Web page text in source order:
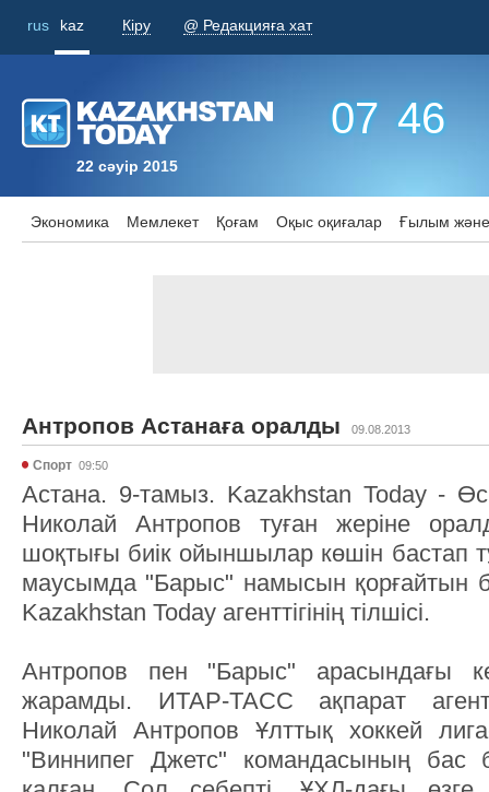
rus kaz Кіру @ Редакцияға хат
22 сәуір 2015
07 46
Экономика Мемлекет Қоғам Оқыс оқиғалар Ғылым және
Антропов Астанаға оралды 09.08.2013
Спорт 09:50
Астана. 9-тамыз. Kazakhstan Today -
Николай Антропов туған жеріне
шоқтығы биік ойыншылар көшін бастап
маусымда "Барыс" намысын қорғайтын
Kazakhstan Today агенттігінің тілшісі.
Антропов пен "Барыс" арасындағы
жарамды. ИТАР-ТАСС ақпарат
Николай Антропов Ұлттық хоккей
"Виннипег Джетс" командасының бас